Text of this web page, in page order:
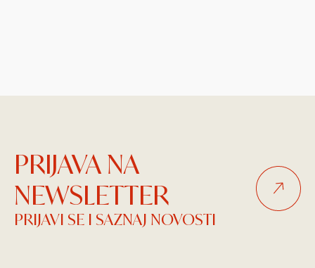
PRIJAVA NA
NEWSLETTER
PRIJAVI SE I SAZNAJ NOVOSTI